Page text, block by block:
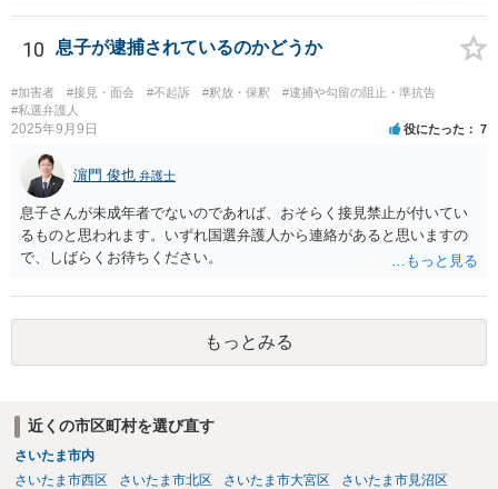
はあるのではないでしょうか。
10 息子が逮捕されているのかどうか
#加害者 #接見・面会 #不起訴 #釈放・保釈
#逮捕や勾留の阻止・準抗告
#私選弁護人
2025年9月9日 役にたった 7
濵門 俊也 弁護士
息子さんが未成年者でないのであれば、おそらく接見禁止が付いてい
るものと思われます。いずれ国選弁護人から連絡があると思いますの
で、しばらくお待ちください。
もっとみる
近くの市区町村を選び直す
さいたま市内
さいたま市西区
さいたま市北区 さいたま市大宮区
さいたま市見沼区